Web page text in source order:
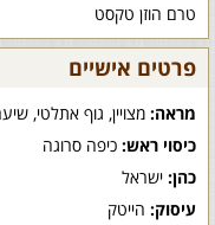
טרם הוזן טקסט
פרטים אישיים
מראה: מצויין, גוף אתלטי,
כיסוי ראש: כיפה סרוגה
כהן: ישראל
עיסוק: הייטק